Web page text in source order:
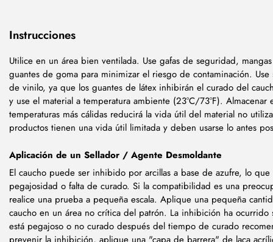
Instrucciones
Utilice en un área bien ventilada. Use gafas de seguridad,
guantes de goma para minimizar el riesgo de contaminación. Use
de vinilo, ya que los guantes de látex inhibirán el curado del
y use el material a temperatura ambiente (23°C/73°F). Almacenar
temperaturas más cálidas reducirá la vida útil del material no
productos tienen una vida útil limitada y deben usarse lo antes
Aplicación de un Sellador / Agente Desmoldante
El caucho puede ser inhibido por arcillas a base de azufre, lo que
pegajosidad o falta de curado. Si la compatibilidad es una
realice una prueba a pequeña escala. Aplique una pequeña
caucho en un área no crítica del patrón. La inhibición ha ocurrido
está pegajoso o no curado después del tiempo de curado